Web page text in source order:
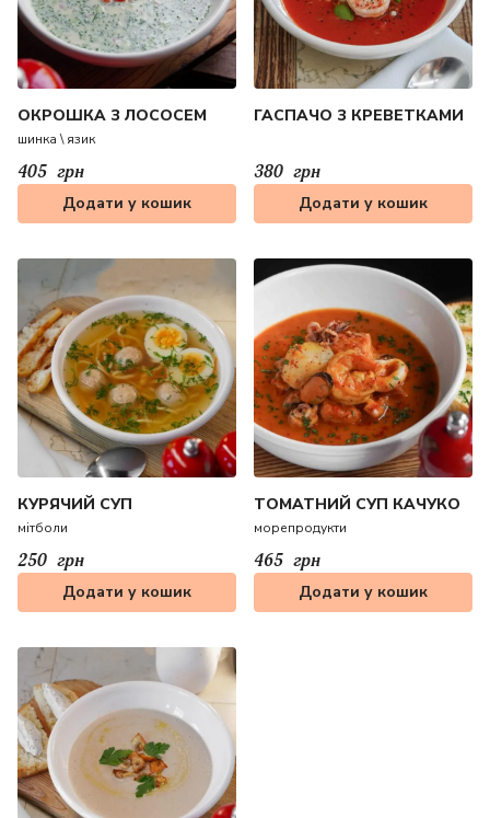
ОКРОШКА З ЛОСОСЕМ
шинка \ язик
Додати у кошик
405 грн
ГАСПАЧО З КРЕВЕТКАМИ
Додати у кошик
380 грн
КУРЯЧИЙ СУП
мітболи
Додати у кошик
250 грн
ТОМАТНИЙ СУП КАЧУКО
морепродукти
Додати у кошик
465 грн